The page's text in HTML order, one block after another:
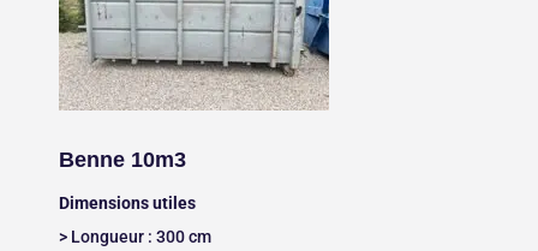
Benne 10m3
Dimensions utiles
> Longueur : 300 cm